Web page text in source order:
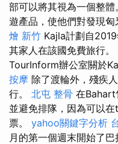
部可以將其視為一個整
遊產品，使他們對發現匈
燴 新竹 Kajla計劃自
其家人在該國免費旅行。
TourInform辦公室關於
按摩 除了渡輪外，殘疾
行。 北屯 整骨 在Bahart
並避免排隊，因為可以
票。 yahoo關鍵字分析
月的第一個週末開始了